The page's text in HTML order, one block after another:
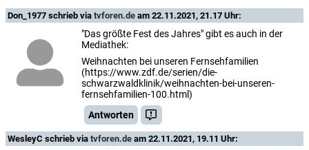
Don_1977 schrieb via tvforen.de am 22.11.2021, 21.17 Uhr:
"Das größte Fest des Jahres" gibt es auch in der
Mediathek:
Weihnachten bei unseren Fernsehfamilien
(https://www.zdf.de/serien/die-
schwarzwaldklinik/weihnachten-bei-unseren-
fernsehfamilien-100.html)
Antworten
WesleyC schrieb via tvforen.de am 22.11.2021, 19.11 Uhr: